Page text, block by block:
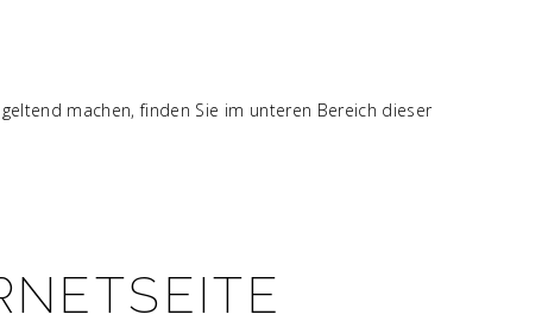
machen, finden Sie im unteren Bereich dieser